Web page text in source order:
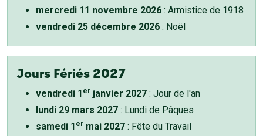
mercredi 11 novembre 2026 : Armistice de 1918
vendredi 25 décembre 2026 : Noël
Jours Fériés 2027
vendredi 1 er janvier 2027 : Jour de l'an
lundi 29 mars 2027 : Lundi de Pâques
samedi 1 er mai 2027 : Fête du Travail